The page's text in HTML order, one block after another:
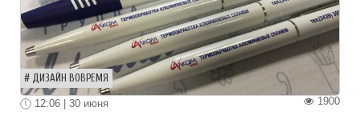
ДИЗАЙН ВОВРЕМЯ
1900
12:06 | 30 июня